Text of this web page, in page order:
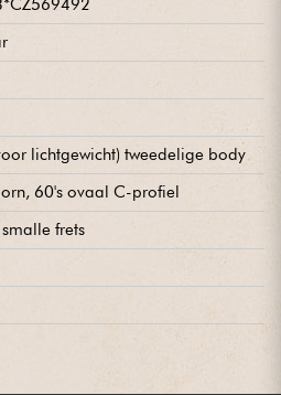
lichtgewicht) tweedelige body
60's ovaal C-profiel
frets
42 mm(0.790/930")
'58 Tele enkelspoels
Vintage-Style Strings-Through-
met Fender logo
koffer bruin, riem, poetsdoek,